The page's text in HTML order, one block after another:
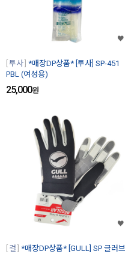
투사 *매장DP상품* [투사] SP-451
PBL (여성용)
25,000원
걸 *매장DP상품* [GULL] SP 글러브